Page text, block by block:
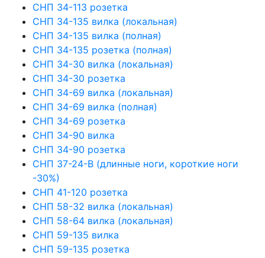
СНП 34-113 розетка
СНП 34-135 вилка (локальная)
СНП 34-135 вилка (полная)
СНП 34-135 розетка (полная)
СНП 34-30 вилка (локальная)
СНП 34-30 розетка
СНП 34-69 вилка (локальная)
СНП 34-69 вилка (полная)
СНП 34-69 розетка
СНП 34-90 вилка
СНП 34-90 розетка
СНП 37-24-В (длинные ноги, короткие ноги
-30%)
СНП 41-120 розетка
СНП 58-32 вилка (локальная)
СНП 58-64 вилка (локальная)
СНП 59-135 вилка
СНП 59-135 розетка